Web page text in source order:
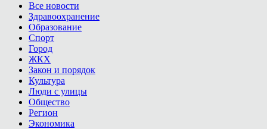
Все новости
Здравоохранение
Образование
Спорт
Город
ЖКХ
Закон и порядок
Культура
Люди с улицы
Общество
Регион
Экономика